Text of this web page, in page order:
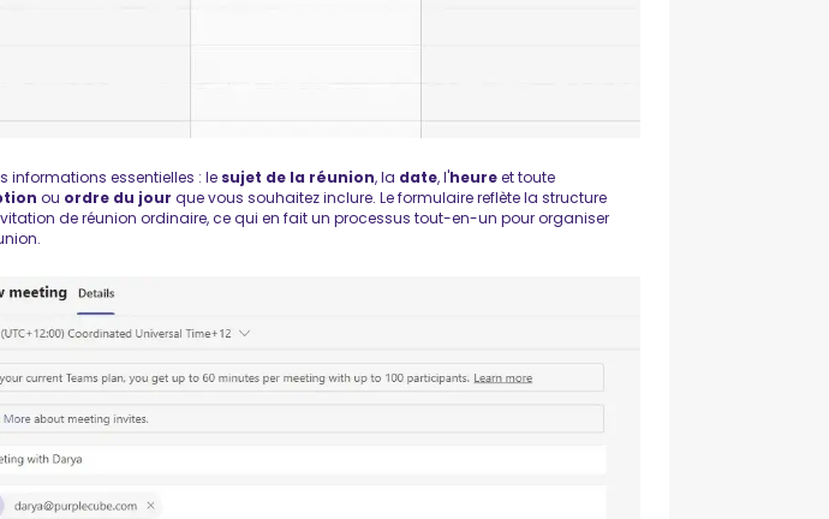
informations essentielles : le sujet de la réunion, la date, l'heureet toute
ou ordre du jour que vous souhaitez inclure. Le formulaire reflète la structure
de réunion ordinaire, ce qui en fait un processus tout-en-un pour organiser